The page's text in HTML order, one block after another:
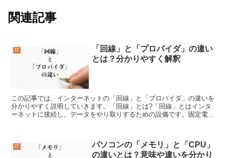
関連記事
IT
「回線」と「プロバイダ」の違い
とは？分かりやすく解釈
この記事では、インターネットの「回線」と「プロバイダ」の違いを
分かりやすく説明していきます。「回線」とは?「回線」とはインタ
ーネットに接続し、データをやり取りするための設備です。固定電話
IT
パソコンの「メモリ」と「CPU」
の違いとは？意味や違いを分かり